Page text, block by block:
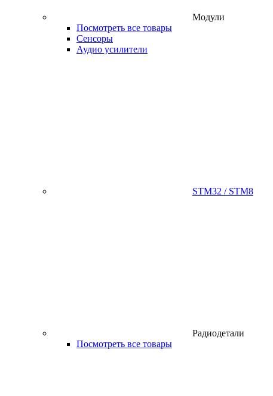
Модули
Посмотреть все товары
Сенсоры
Аудио усилители
STM32 / STM8
Радиодетали
Посмотреть все товары